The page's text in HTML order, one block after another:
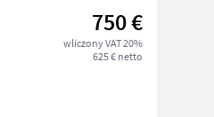
750 €
wliczony VAT 20%
625 € netto